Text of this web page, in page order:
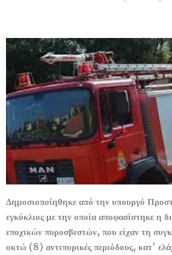
Δημοσιοποίηθηκε από την υπουργό
εγκύκλιος με την οποία αποφασίστηκε η
εποχικών πυροσβεστών, που είχαν τη
οκτώ (8) αντιπυρικές περιόδους, κατ'